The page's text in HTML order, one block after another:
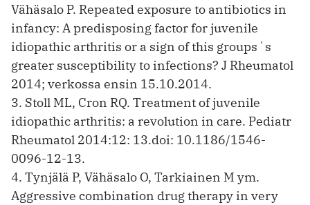
Vähäsalo P. Repeated exposure to antibiotics in
infancy: A predisposing factor for juvenile
idiopathic arthritis or a sign of this groups´s
greater susceptibility to infections? J Rheumatol
2014; verkossa ensin 15.10.2014.
3. Stoll ML, Cron RQ. Treatment of juvenile
idiopathic arthritis: a ­revolution in care. Pediatr
Rheumatol 2014:12: 13.doi: 10.1186/1546-
0096-12-13.
4. Tynjälä P, Vähäsalo O, Tarkiainen M ym.
Aggressive combination drug therapy in very